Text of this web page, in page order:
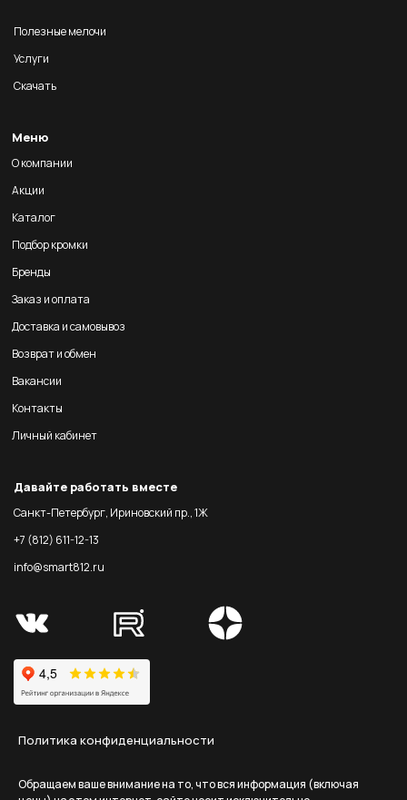
Полезные мелочи
Услуги
Скачать
Меню
О компании
Акции
Каталог
Подбор кромки
Бренды
Заказ и оплата
Доставка и самовывоз
Возврат и обмен
Вакансии
Контакты
Личный кабинет
Давайте работать вместе
Санкт-Петербург, Ириновский пр., 1Ж
+7 (812) 611-12-13
info@smart812.ru
Политика конфиденциальности
Обращаем ваше внимание на то, что вся информация (включая